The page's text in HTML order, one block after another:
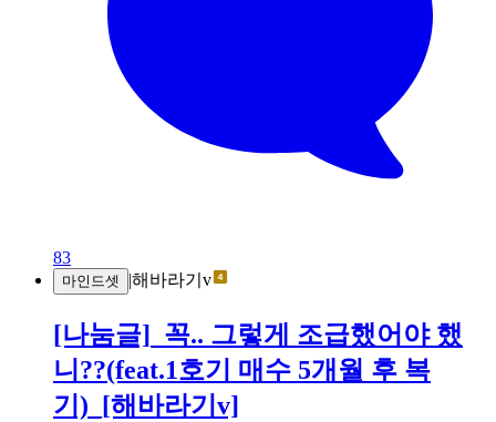
83
마인드셋 |해바라기v
[나눔글]_꼭.. 그렇게 조급했어야 했
니??(feat.1호기 매수 5개월 후 복
기)_[해바라기v]